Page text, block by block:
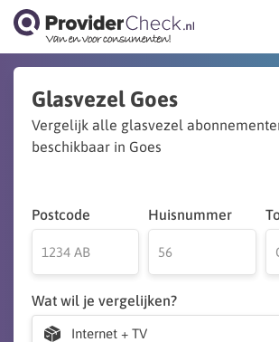
Glasvezel Goes
Vergelijk alle glasvezel
beschikbaar in Goes
Postcode Huisnummer
Wat wil je vergelijken?
Internet + TV